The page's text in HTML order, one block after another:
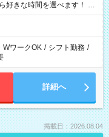
WワークOK / シフト勤務 /
詳細へ
掲載日：2026.08.04